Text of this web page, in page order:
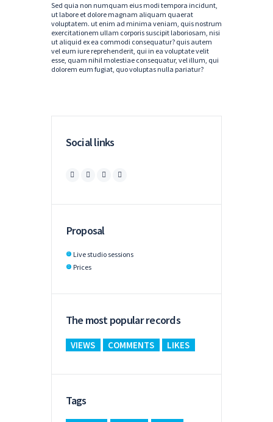
Sed quia non numquam eius modi tempora incidunt,
ut labore et dolore magnam aliquam quaerat
voluptatem. ut enim ad minima veniam, quis nostrum
exercitationem ullam corporis suscipit laboriosam, nisi
ut aliquid ex ea commodi consequatur? quis autem
vel eum iure reprehenderit, qui in ea voluptate velit
esse, quam nihil molestiae consequatur, vel illum, qui
dolorem eum fugiat, quo voluptas nulla pariatur?
Social links
Proposal
Live studio sessions
Prices
The most popular records
VIEWS COMMENTS LIKES
Tags